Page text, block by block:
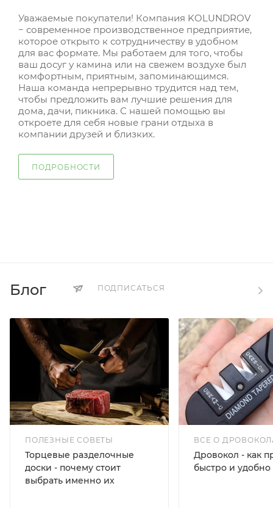
Уважаемые покупатели! Компания KOLUNDROV
− современное производственное предприятие,
которое открыто к сотрудничеству в удобном
для вас формате. Мы работаем для того, чтобы
ваш досуг у камина или на свежем воздухе был
комфортным, приятным, запоминающимся.
Наша команда непрерывно трудится над тем,
чтобы предложить вам лучшие решения для
дома, дачи, пикника. С нашей помощью вы
откроете для себя новые грани отдыха в
компании друзей и близких.
ПОДРОБНОСТИ
Блог ПОДПИСАТЬСЯ
ПОЛЕЗНЫЕ СОВЕТЫ
Торцевые разделочные
доски - почему стоит
выбрать именно их
ВСЕ О
Дровокол - как
быстро и удобно